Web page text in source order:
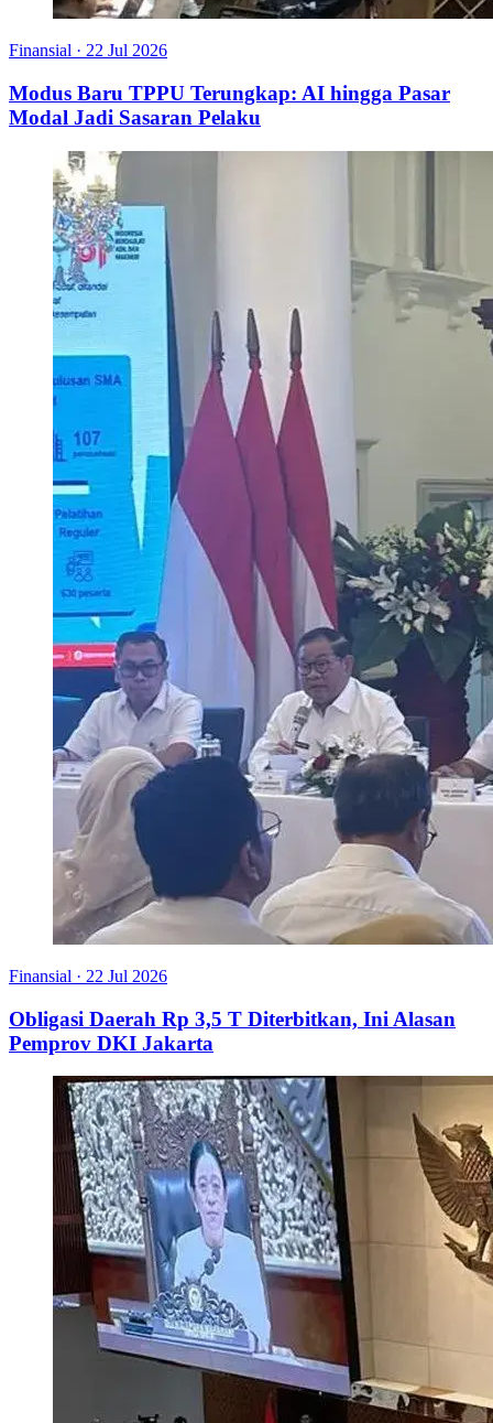
Finansial · 22 Jul 2026
Modus Baru TPPU Terungkap: AI hingga Pasar
Modal Jadi Sasaran Pelaku
Finansial · 22 Jul 2026
Obligasi Daerah Rp 3,5 T Diterbitkan, Ini Alasan
Pemprov DKI Jakarta